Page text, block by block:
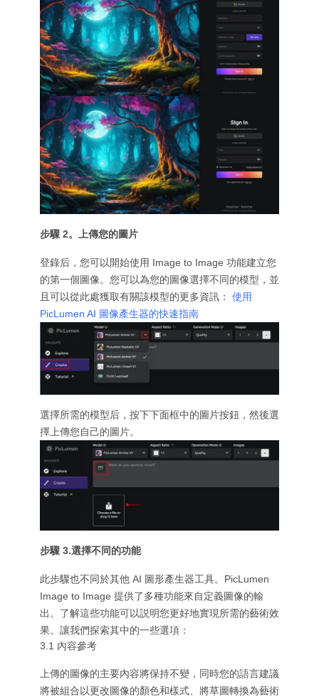
步驟 2。上傳您的圖片
登錄后，您可以開始使用 Image to Image 功能建立您
的第一個圖像。您可以為您的圖像選擇不同的模型，並
且可以從此處獲取有關該模型的更多資訊： 使用
PicLumen AI 圖像產生器的快速指南
選擇所需的模型后，按下下面框中的圖片按鈕，然後選
擇上傳您自己的圖片。
步驟 3.選擇不同的功能
此步驟也不同於其他 AI 圖形產生器工具。PicLumen
Image to Image 提供了多種功能來自定義圖像的輸
出。了解這些功能可以説明您更好地實現所需的藝術效
果。讓我們探索其中的一些選項：
3.1 內容參考
上傳的圖像的主要內容將保持不變，同時您的語言建議
將被組合以更改圖像的顏色和樣式、將草圖轉換為藝術